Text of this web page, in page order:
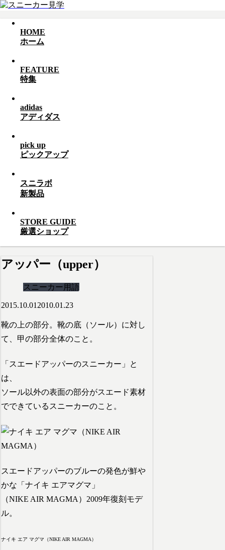
HOME
ホーム
FEATURE
特集
adidas
アディダス
pick up
ピックアップ
スニラボ
新製品
STORE GUIDE
厳選ショップ
アッパー（upper）
スニーカー用語
2015.10.01 2010.01.23
靴の上の部分。靴の底（ソール）に対し
て、甲の部分全体のこと。
「スエードアッパーのスニーカー」と
は、
ソール以外の表面の部分がスエード素材
でできているスニーカーのこと。
スエードアッパーのブルーの発色が鮮や
かな「ナイキ エアマグマ」
（NIKE AIR MAGMA）2009年復刻モデ
ル。
ナイキ エア マグマ（NIKE AIR MAGMA）